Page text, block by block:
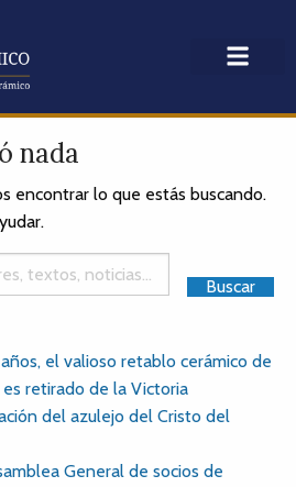
nada
encontrar lo que estás buscando.
el valioso retablo cerámico de
retirado de la Victoria
del azulejo del Cristo del
General de socios de